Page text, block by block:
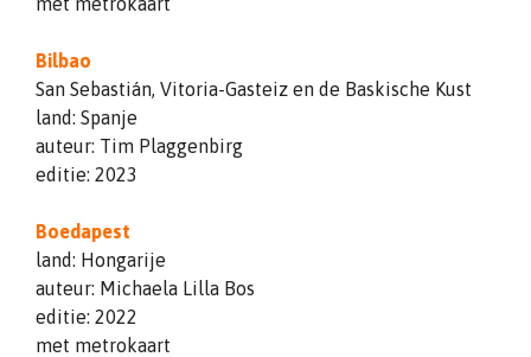
Bilbao
San Sebastián, Vitoria-Gasteiz en de Baskische Kust
land: Spanje
auteur: Tim Plaggenbirg
editie: 2023
Boedapest
land: Hongarije
auteur: Michaela Lilla Bos
editie: 2022
met metrokaart